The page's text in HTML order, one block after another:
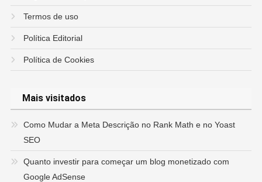
Termos de uso
Política Editorial
Política de Cookies
Mais visitados
Como Mudar a Meta Descrição no Rank Math e no Yoast
SEO
Quanto investir para começar um blog monetizado com
Google AdSense